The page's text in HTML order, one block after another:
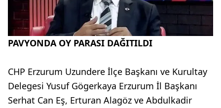
PAVYONDA OY PARASI DAĞITILDI
CHP Erzurum Uzundere İlçe Başkanı ve Kurultay
Delegesi Yusuf Gögerkaya Erzurum İl Başkanı
Serhat Can Eş, Erturan Alagöz ve Abdulkadir